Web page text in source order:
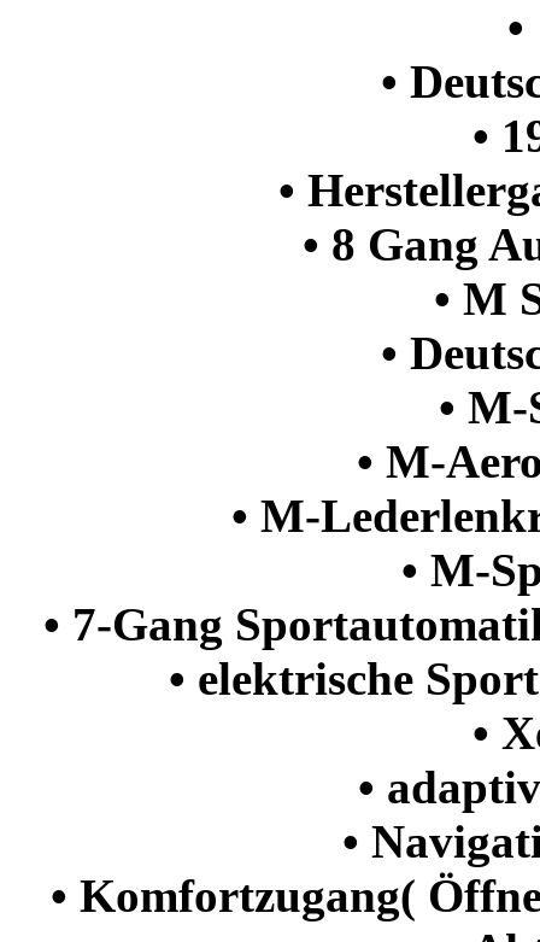
•
•
•
• 8 Gang
• M
•
•
• M-
• M-
• M-
• 7-Gang
• elektrische
•
•
•
• Komfortzugang(